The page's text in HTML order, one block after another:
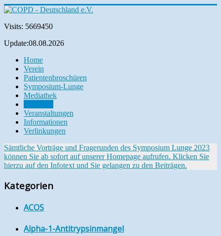
Visits: 5669450
Update:08.08.2026
Home
Verein
Patientenbroschüren
Symposium-Lunge
Mediathek
Veranstaltungen
Informationen
Verlinkungen
Sämtliche Vorträge und Fragerunden des Symposium Lunge 2023
können Sie ab sofort auf unserer Homepage aufrufen. Klicken Sie
hierzu auf den Infotext und Sie gelangen zu den Beiträgen.
Kategorien
ACOS
Alpha-1-Antitrypsinmangel